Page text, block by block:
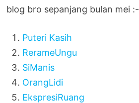
blog bro sepanjang bulan mei :-
Puteri Kasih
RerameUngu
SiManis
OrangLidi
EkspresiRuang